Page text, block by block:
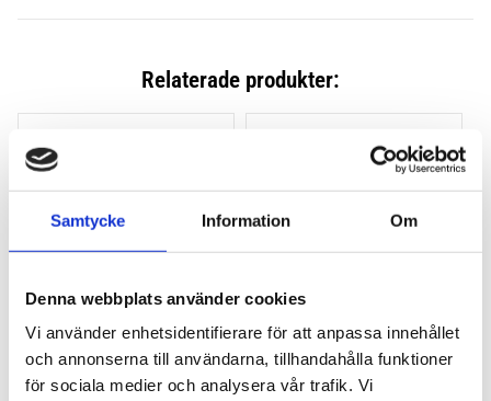
Samtycke Information Om
Denna webbplats använder cookies
Vi använder enhetsidentifierare för att anpassa innehållet
och annonserna till användarna, tillhandahålla funktioner
för sociala medier och analysera vår trafik. Vi
Relaterade produkter:
THULE CLAMP EVO 4-
PACK 710500
THULE CLAMP EDGE 4-
PACK 720500
Lägg